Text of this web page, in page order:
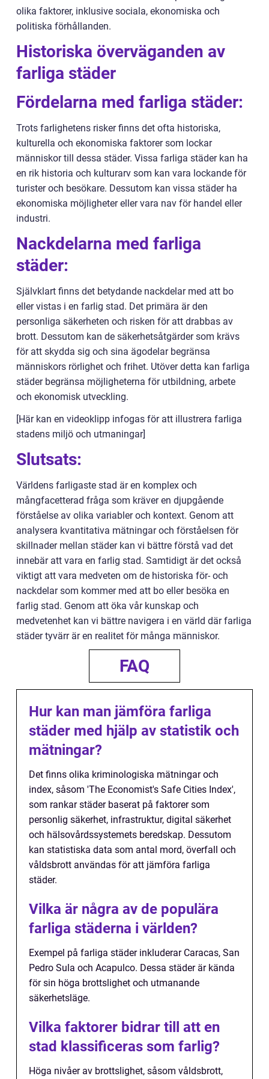
olika faktorer, inklusive sociala, ekonomiska och
politiska förhållanden.
Historiska överväganden av
farliga städer
Fördelarna med farliga städer:
Trots farlighetens risker finns det ofta historiska,
kulturella och ekonomiska faktorer som lockar
människor till dessa städer. Vissa farliga städer kan ha
en rik historia och kulturarv som kan vara lockande för
turister och besökare. Dessutom kan vissa städer ha
ekonomiska möjligheter eller vara nav för handel eller
industri.
Nackdelarna med farliga
städer:
Självklart finns det betydande nackdelar med att bo
eller vistas i en farlig stad. Det primära är den
personliga säkerheten och risken för att drabbas av
brott. Dessutom kan de säkerhetsåtgärder som krävs
för att skydda sig och sina ägodelar begränsa
människors rörlighet och frihet. Utöver detta kan farliga
städer begränsa möjligheterna för utbildning, arbete
och ekonomisk utveckling.
[Här kan en videoklipp infogas för att illustrera farliga
stadens miljö och utmaningar]
Slutsats:
Världens farligaste stad är en komplex och
mångfacetterad fråga som kräver en djupgående
förståelse av olika variabler och kontext. Genom att
analysera kvantitativa mätningar och förståelsen för
skillnader mellan städer kan vi bättre förstå vad det
innebär att vara en farlig stad. Samtidigt är det också
viktigt att vara medveten om de historiska för- och
nackdelar som kommer med att bo eller besöka en
farlig stad. Genom att öka vår kunskap och
medvetenhet kan vi bättre navigera i en värld där farliga
städer tyvärr är en realitet för många människor.
FAQ
Hur kan man jämföra farliga
städer med hjälp av statistik och
mätningar?
Det finns olika kriminologiska mätningar och
index, såsom 'The Economist's Safe Cities Index',
som rankar städer baserat på faktorer som
personlig säkerhet, infrastruktur, digital säkerhet
och hälsovårdssystemets beredskap. Dessutom
kan statistiska data som antal mord, överfall och
våldsbrott användas för att jämföra farliga
städer.
Vilka är några av de populära
farliga städerna i världen?
Exempel på farliga städer inkluderar Caracas, San
Pedro Sula och Acapulco. Dessa städer är kända
för sin höga brottslighet och utmanande
säkerhetsläge.
Vilka faktorer bidrar till att en
stad klassificeras som farlig?
Höga nivåer av brottslighet, såsom våldsbrott,